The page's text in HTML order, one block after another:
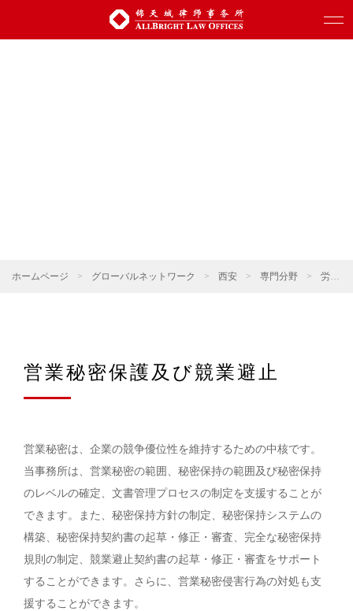
ホームページ > グローバルネットワーク > 西安 > 専門分野 > 労働・社会保障
営業秘密保護及び競業避止
営業秘密は、企業の競争優位性を維持するための中核です。
当事務所は、営業秘密の範囲、秘密保持の範囲及び秘密保持
のレベルの確定、文書管理プロセスの制定を支援することが
できます。また、秘密保持方針の制定、秘密保持システムの
構築、秘密保持契約書の起草・修正・審査、完全な秘密保持
規則の制定、競業避止契約書の起草・修正・審査をサポート
することができます。さらに、営業秘密侵害行為の対処も支
援することができます。